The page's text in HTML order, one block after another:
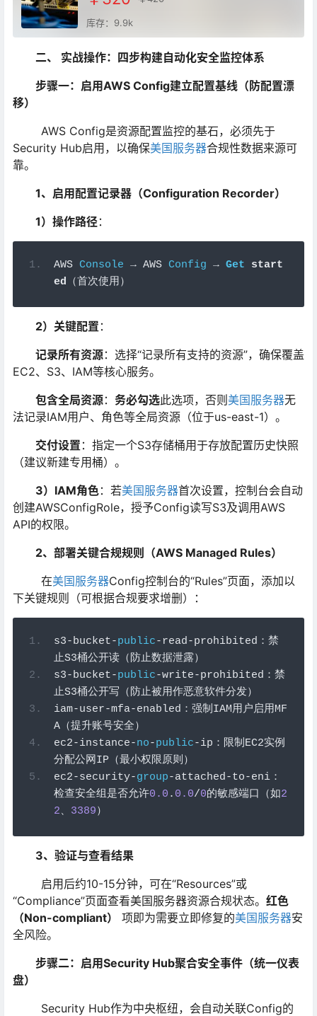
库存：9.9k
二、 实战操作：四步构建自动化安全监控体系
步骤一：启用AWS Config建立配置基线（防配置漂
移）
AWS Config是资源配置监控的基石，必须先于
Security Hub启用，以确保美国服务器合规性数据来源可
靠。
1、启用配置记录器（Configuration Recorder）
1）操作路径：
AWS Console → AWS Config → Get start
ed （首次使用）
2）关键配置 ：
记录所有资源：选择“记录所有支持的资源”，确保覆盖
EC2、S3、IAM等核心服务。
包含全局资源： 务必勾选此选项，否则美国服务器无
法记录IAM用户、角色等全局资源（位于us-east-1）。
交付设置 ：指定一个S3存储桶用于存放配置历史快照
（建议新建专用桶）。
3）IAM角色：若美国服务器首次设置，控制台会自动
创建AWSConfigRole，授予Config读写S3及调用AWS
API的权限。
2、部署关键合规规则（AWS Managed Rules）
在美国服务器Config控制台的“Rules”页面，添加以
下关键规则（可根据合规要求增删）：
s3-bucket-public-read-prohibited ：禁
止S3桶公开读（防止数据泄露）
s3-bucket-public-write-prohibited ：禁
止S3桶公开写（防止被用作恶意软件分发）
iam-user-mfa-enabled ：强制IAM用户启用MF
A（提升账号安全）
ec2-instance-no-public-ip ：限制EC2实例
分配公网IP （最小权限原则）
ec2-security-group-attached-to-eni：
检查安全组是否允许0.0 . 0.0/0的敏感端口（如2
2、 3389）
3、验证与查看结果
启用后约10-15分钟，可在“Resources”或
“Compliance”页面查看美国服务器资源合规状态。 红色
（Non-compliant）
​ 项即为需要立即修复的美国服务器安
全风险。
步骤二：启用Security Hub聚合安全事件（统一仪表
盘）
Security Hub作为中央枢纽，会自动关联Config的